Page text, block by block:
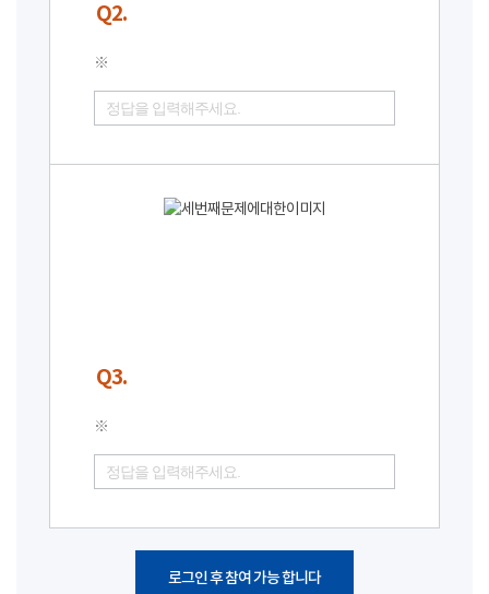
Q2.
※
Q3.
※
로그인 후 참여 가능 합니다